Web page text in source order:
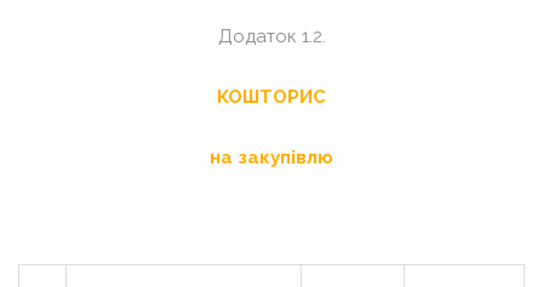
Додаток 1.2.
КОШТОРИС
на закупівлю